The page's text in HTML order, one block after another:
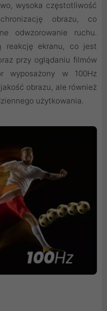
wysoka częstotliwość
obrazu, co
odwzorowanie ruchu.
reakcję ekranu, co jest
przy oglądaniu filmów
wyposażony w 100Hz
obrazu, ale również
użytkowania.